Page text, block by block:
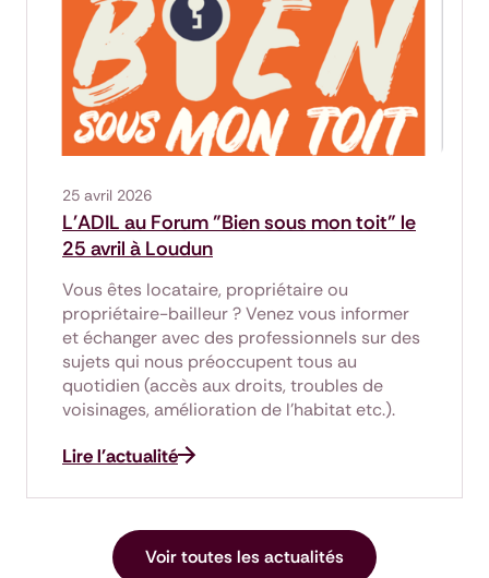
L'ADIL au Forum "Bien sous mon toit" le
25 avril à Loudun
25 avril 2026
Vous êtes locataire, propriétaire ou
propriétaire-bailleur ? Venez vous informer
et échanger avec des professionnels sur des
sujets qui nous préoccupent tous au
quotidien (accès aux droits, troubles de
voisinages, amélioration de l’habitat etc.).
Lire l'actualité
Voir toutes les actualités